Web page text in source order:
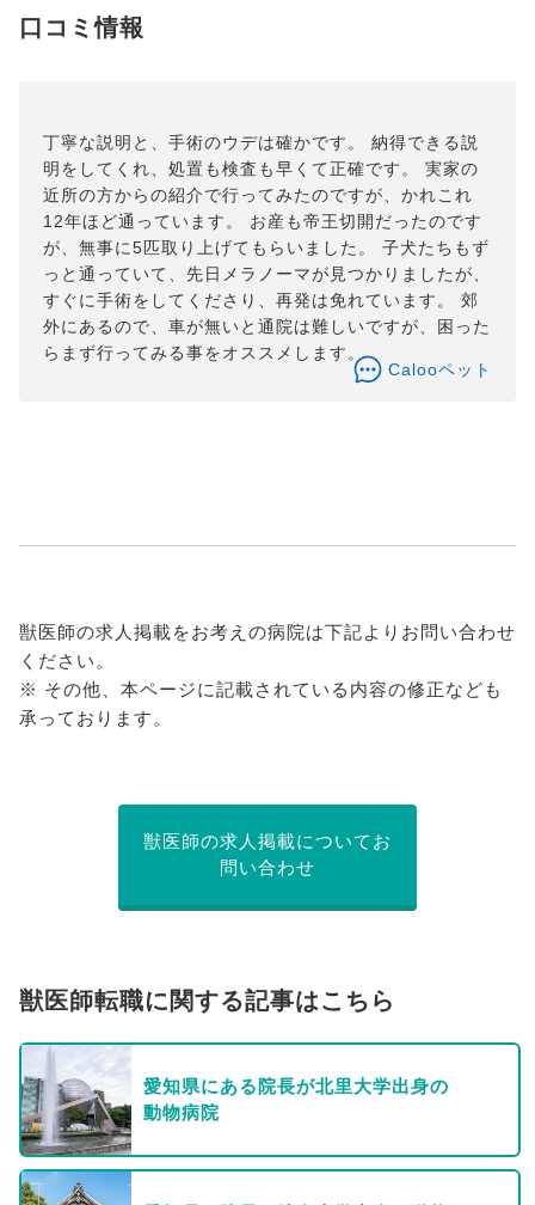
口コミ情報
丁寧な説明と、手術のウデは確かです。 納得できる説
明をしてくれ、処置も検査も早くて正確です。 実家の
近所の方からの紹介で行ってみたのですが、かれこれ
12年ほど通っています。 お産も帝王切開だったのです
が、無事に5匹取り上げてもらいました。 子犬たちもず
っと通っていて、先日メラノーマが見つかりましたが、
すぐに手術をしてくださり、再発は免れています。 郊
外にあるので、車が無いと通院は難しいですが、困った
らまず行ってみる事をオススメします。
Calooペット
獣医師の求人掲載をお考えの病院は下記よりお問い合わせ
ください。
※ その他、本ページに記載されている内容の修正なども
承っております。
獣医師の求人掲載についてお
問い合わせ
獣医師転職に関する記事はこちら
愛知県にある院長が北里大学出身の
動物病院